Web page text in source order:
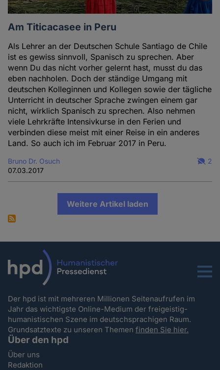
Am Titicacasee in Peru
Als Lehrer an der Deutschen Schule Santiago de Chile
ist es gewiss sinnvoll, Spanisch zu sprechen. Aber
wenn Du das nicht vorher gelernt hast, musst du das
eben nachholen. Doch der ständige Umgang mit
deutschen Kolleginnen und Kollegen sowie der tägliche
Unterricht in deutscher Sprache zwingen einem gar
nicht, wirklich Spanisch zu sprechen. Also nehmen
viele Lehrkräfte Intensivkurse in den Ferien und
verbinden diese meist mit einer Reise in ein anderes
Land. So auch ich im Februar 2017 in Peru.
Bruno Dr. Osuch
07.03.2017
2
Weitere Artikel laden
Menu
Der hpd ist mit mehreren Millionen Seitenaufrufen im
Jahr das wichtigste Online-Medium der freigeistig-
humanistischen Szene im deutschsprachigen Raum.
Grundsatztexte zu unseren Themenfinden Sie hier.
Über den hpd
Über uns
Redaktion